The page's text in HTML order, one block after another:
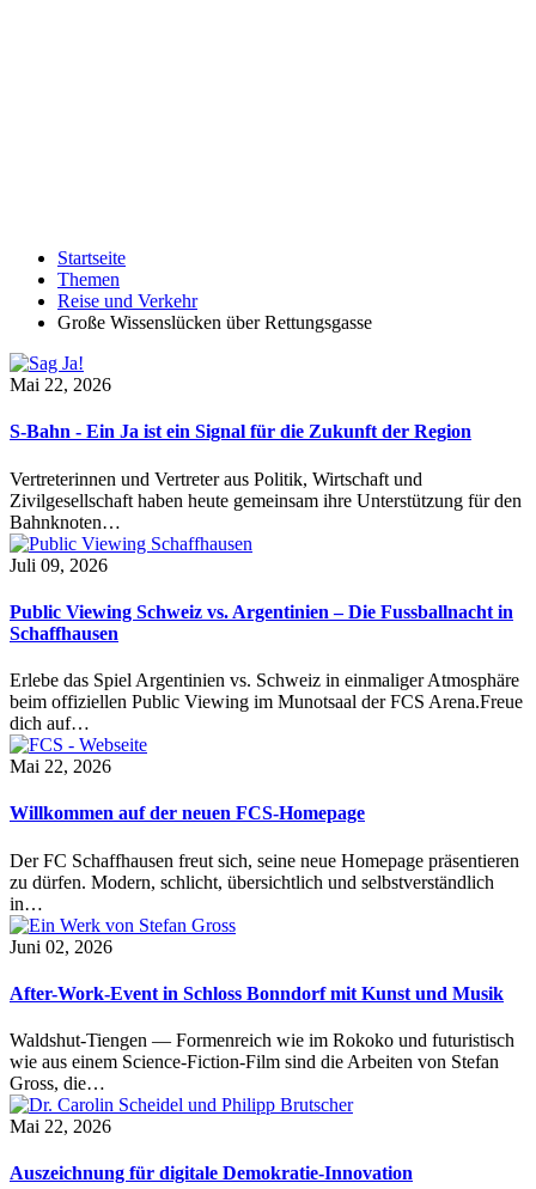
Startseite
Themen
Reise und Verkehr
Große Wissenslücken über Rettungsgasse
Mai 22, 2026
S-Bahn - Ein Ja ist ein Signal für die Zukunft der Region
Vertreterinnen und Vertreter aus Politik, Wirtschaft und
Zivilgesellschaft haben heute gemeinsam ihre Unterstützung für den
Bahnknoten…
Juli 09, 2026
Public Viewing Schweiz vs. Argentinien – Die Fussballnacht in
Schaffhausen
Erlebe das Spiel Argentinien vs. Schweiz in einmaliger Atmosphäre
beim offiziellen Public Viewing im Munotsaal der FCS Arena.Freue
dich auf…
Mai 22, 2026
Willkommen auf der neuen FCS-Homepage
Der FC Schaffhausen freut sich, seine neue Homepage präsentieren
zu dürfen. Modern, schlicht, übersichtlich und selbstverständlich
in…
Juni 02, 2026
After-Work-Event in Schloss Bonndorf mit Kunst und Musik
Waldshut-Tiengen — Formenreich wie im Rokoko und futuristisch
wie aus einem Science-Fiction-Film sind die Arbeiten von Stefan
Gross, die…
Mai 22, 2026
Auszeichnung für digitale Demokratie-Innovation